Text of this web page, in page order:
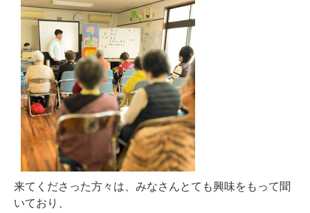
来てくださった方々は、みなさんとても興味をもって聞
いており、